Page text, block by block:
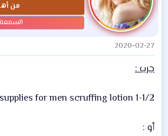
ل
ا
ت
:
من
2020-02-27
جرب :
for men scruffing lotion 1-1/2
أو :